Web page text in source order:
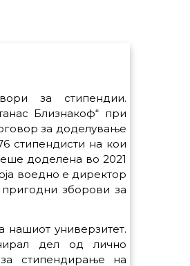
за стипендии.
Близнакоф“ при
за доделување
стипендисти на кои
доделена во 2021
воедно е директор
зборови за
универзитет.
дел од лично
стипендирање на